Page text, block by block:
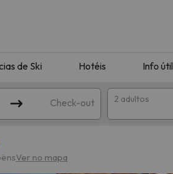
de Ski Hotéis Info útil
Check-out 2 adultos
Ver no mapa